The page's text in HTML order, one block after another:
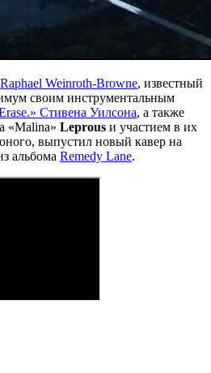
Raphael Weinroth-Browne, известный
своим инструментальным
Стивена Уилсона, а также
«Malina» Leprous и участием в их
выпустил новый кавер на
альбома Remedy Lane.